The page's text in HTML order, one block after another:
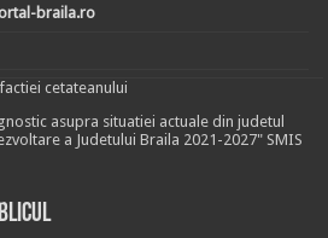
braila.ro
cetateanului
asupra situatiei actuale din judetul
a Judetului Braila 2021-2027" SMIS